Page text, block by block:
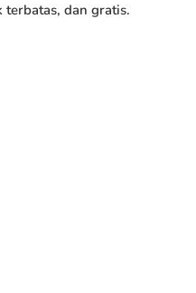
terbatas, dan gratis.